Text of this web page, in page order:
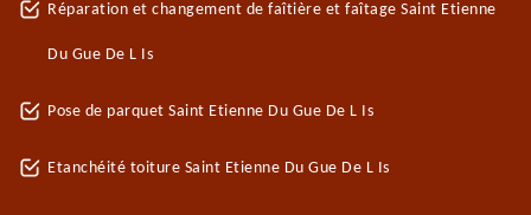
Réparation et changement de faîtière et faîtage Saint Etienne
Du Gue De L Is
Pose de parquet Saint Etienne Du Gue De L Is
Etanchéité toiture Saint Etienne Du Gue De L Is